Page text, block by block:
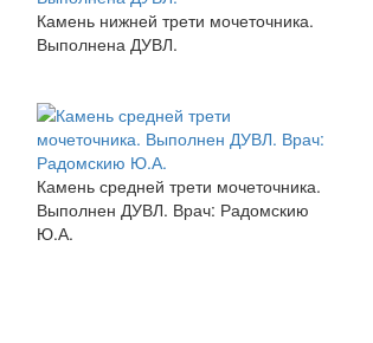
Камень нижней трети мочеточника.
Выполнена ДУВЛ.
Камень средней трети мочеточника.
Выполнен ДУВЛ. Врач: Радомскию
Ю.А.